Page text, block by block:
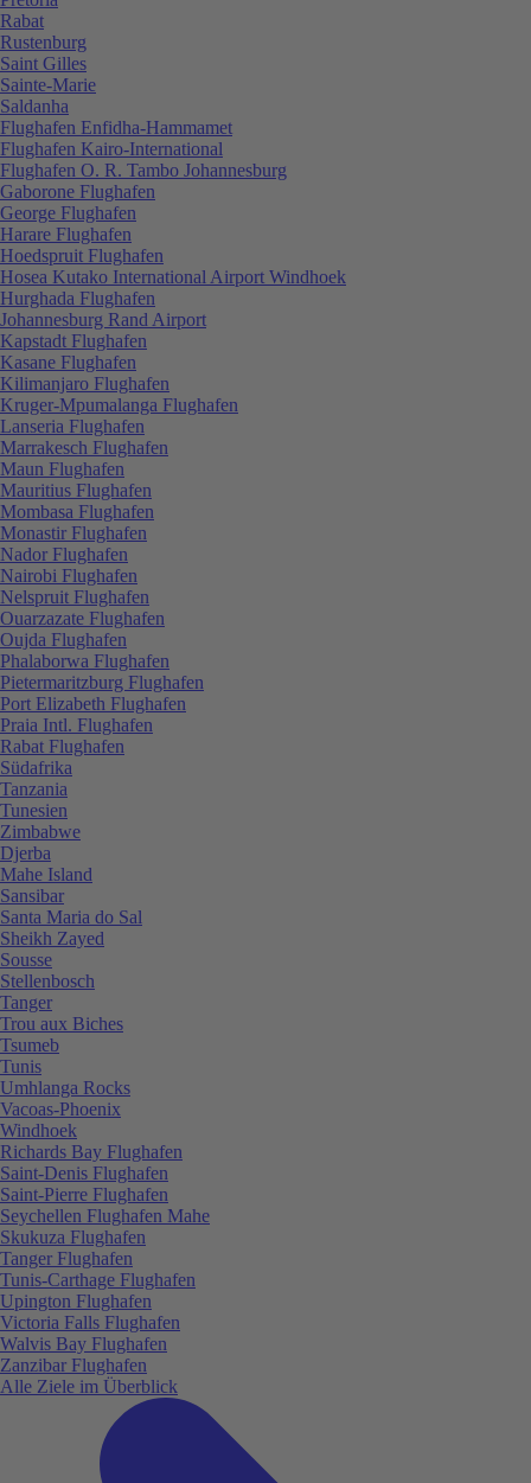
Rabat
Rustenburg
Saint Gilles
Sainte-Marie
Saldanha
Flughafen Enfidha-Hammamet
Flughafen Kairo-International
Flughafen O. R. Tambo Johannesburg
Gaborone Flughafen
George Flughafen
Harare Flughafen
Hoedspruit Flughafen
Hosea Kutako International Airport Windhoek
Hurghada Flughafen
Johannesburg Rand Airport
Kapstadt Flughafen
Kasane Flughafen
Kilimanjaro Flughafen
Kruger-Mpumalanga Flughafen
Lanseria Flughafen
Marrakesch Flughafen
Maun Flughafen
Mauritius Flughafen
Mombasa Flughafen
Monastir Flughafen
Nador Flughafen
Nairobi Flughafen
Nelspruit Flughafen
Ouarzazate Flughafen
Oujda Flughafen
Phalaborwa Flughafen
Pietermaritzburg Flughafen
Port Elizabeth Flughafen
Praia Intl. Flughafen
Rabat Flughafen
Südafrika
Tanzania
Tunesien
Zimbabwe
Djerba
Mahe Island
Sansibar
Santa Maria do Sal
Sheikh Zayed
Sousse
Stellenbosch
Tanger
Trou aux Biches
Tsumeb
Tunis
Umhlanga Rocks
Vacoas-Phoenix
Windhoek
Richards Bay Flughafen
Saint-Denis Flughafen
Saint-Pierre Flughafen
Seychellen Flughafen Mahe
Skukuza Flughafen
Tanger Flughafen
Tunis-Carthage Flughafen
Upington Flughafen
Victoria Falls Flughafen
Walvis Bay Flughafen
Zanzibar Flughafen
Alle Ziele im Überblick